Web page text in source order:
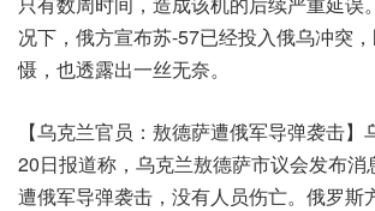
况下，俄方宣布苏-57已经投入俄乌冲突
慑，也透露出一丝无奈。
【乌克兰官员：敖德萨遭俄军导弹袭击
20日报道称，乌克兰敖德萨市议会发布消
遭俄军导弹袭击，没有人员伤亡。俄罗斯